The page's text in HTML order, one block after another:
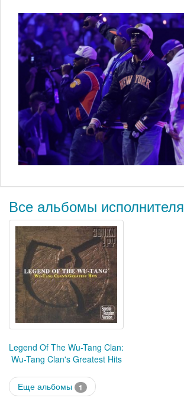
Все альбомы исполнителя
Legend Of The Wu-Tang Clan:
Wu-Tang Clan's Greatest Hits
Еще альбомы 1